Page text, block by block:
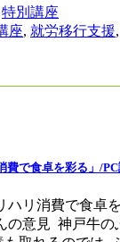
特別講座
座, 就労移行支援,
で食卓を彩る」/
ハリ消費で食卓
の意見 神戸牛